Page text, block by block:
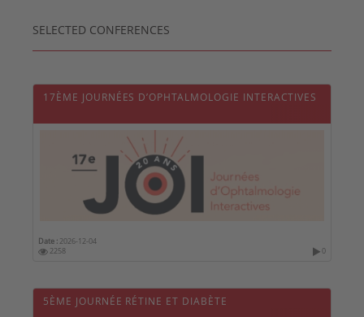
SELECTED CONFERENCES
17ÈME JOURNÉES D’OPHTALMOLOGIE INTERACTIVES
Date : 2026-12-04
2258
0
5ÈME JOURNÉE RÉTINE ET DIABÈTE